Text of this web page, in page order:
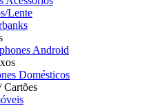
Lente
Android
Domésticos
Cartões